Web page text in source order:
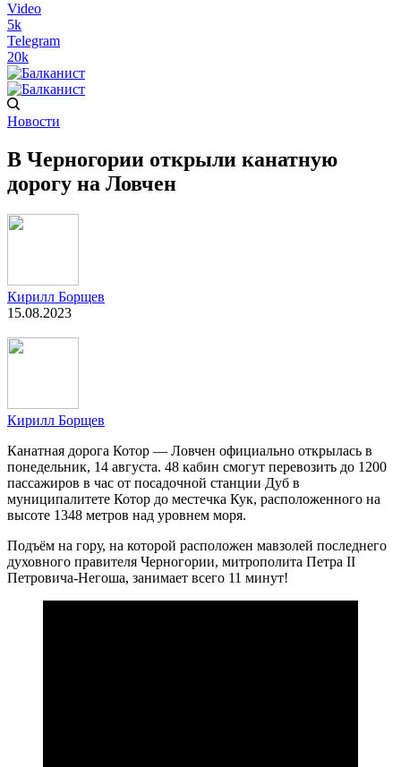
Video
5k
Telegram
20k
Новости
В Черногории открыли канатную
дорогу на Ловчен
Кирилл Борщев
15.08.2023
Кирилл Борщев
Канатная дорога Котор — Ловчен официально открылась в
понедельник, 14 августа. 48 кабин смогут перевозить до 1200
пассажиров в час от посадочной станции Дуб в
муниципалитете Котор до местечка Кук, расположенного на
высоте 1348 метров над уровнем моря.
Подъём на гору, на которой расположен мавзолей последнего
духовного правителя Черногории, митрополита Петра II
Петровича-Негоша, занимает всего 11 минут!